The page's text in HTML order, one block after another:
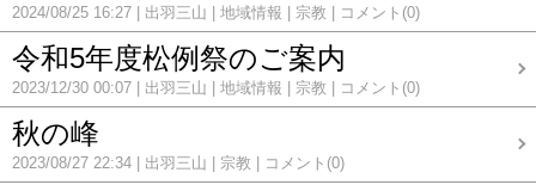
2024/08/25 16:27 出羽三山 地域情報 宗教 コメント(0)
令和5年度松例祭のご案内
2023/12/30 00:07 出羽三山 地域情報 宗教 コメント(0)
秋の峰
2023/08/27 22:34 出羽三山 宗教 コメント(0)